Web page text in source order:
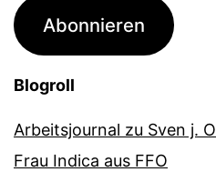
Adresse
Abonnieren
Blogroll
Arbeitsjournal zu Sven j.
Frau Indica aus FFO